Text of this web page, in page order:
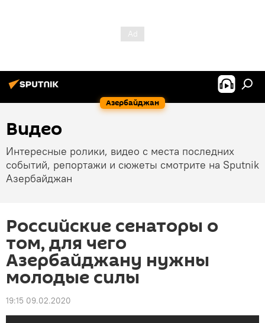
Азербайджан
Видео
Интересные ролики, видео с места последних
событий, репортажи и сюжеты смотрите на Sputnik
Азербайджан
Российские сенаторы о
том, для чего
Азербайджану нужны
молодые силы
19:15 09.02.2020